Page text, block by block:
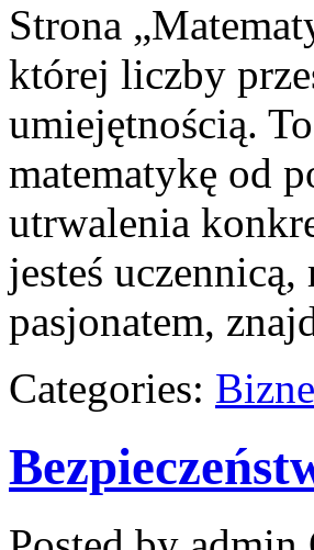
Strona
której liczby
umiejętnością.
matematykę od
utrwalenia
jesteś
pasjonatem,
Categories: